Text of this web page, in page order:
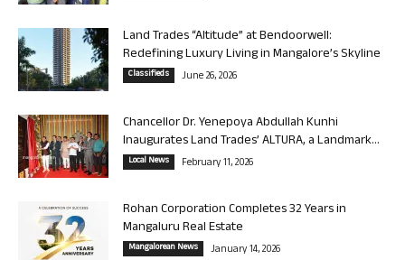
Land Trades “Altitude” at Bendoorwell:
Redefining Luxury Living in Mangalore’s Skyline
Classifieds June 26, 2026
Chancellor Dr. Yenepoya Abdullah Kunhi
Inaugurates Land Trades’ ALTURA, a Landmark...
Local News February 11, 2026
Rohan Corporation Completes 32 Years in
Mangaluru Real Estate
Mangalorean News January 14, 2026